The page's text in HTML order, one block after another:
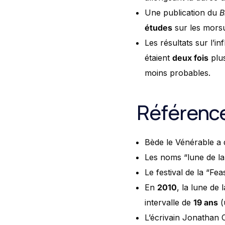
Une publication du
études sur les
Les résultats sur
étaient deux fois
moins probables.
Bède le Vénérable
Les noms “lune de
Le festival de la
En 2010, la lune de
intervalle de 19 ans
L’écrivain Jonathan